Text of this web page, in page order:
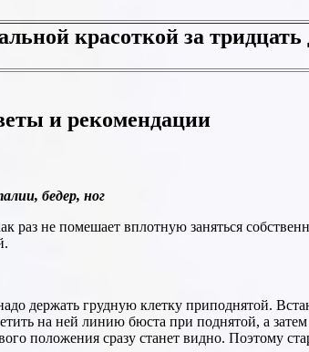
красоткой за тридцать
и рекомендации
бедер, ног
раз не помешает вплотную заняться
держать грудную клетку приподнятой.
на ней линию бюста при поднятой, а
положения сразу станет видно. Поэтому